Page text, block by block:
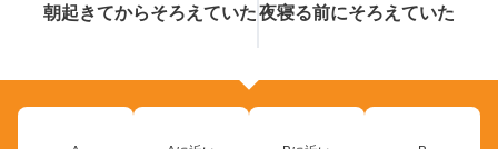
朝起きてからそろえていた夜寝る前にそろえていた